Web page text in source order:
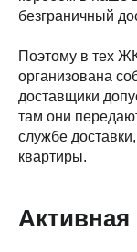
безграничный
Поэтому в тех
организована
доставщики
там они
службе
квартиры.
Активная